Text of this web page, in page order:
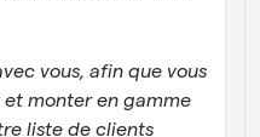
vous, afin que vous
monter en gamme
liste de clients